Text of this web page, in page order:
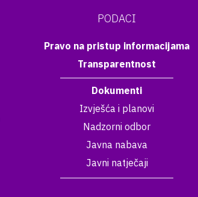
PODACI
Pravo na pristup informacijama
Transparentnost
Dokumenti
Izvješća i planovi
Nadzorni odbor
Javna nabava
Javni natječaji